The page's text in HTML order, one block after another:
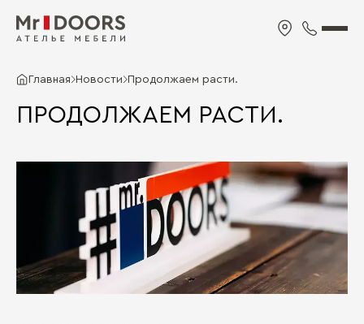
Главная Новости Продолжаем расти.
ПРОДОЛЖАЕМ РАСТИ.